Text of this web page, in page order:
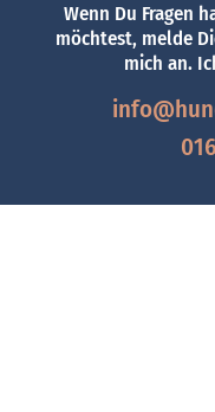
Wenn Du Fragen
möchtest, melde
mich an.